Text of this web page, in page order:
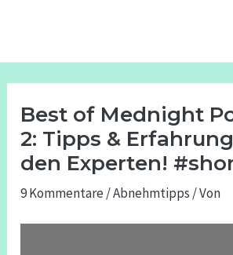
Best of Mednight
2: Tipps &
den Experten!
9 Kommentare /Abnehmtipps / Von